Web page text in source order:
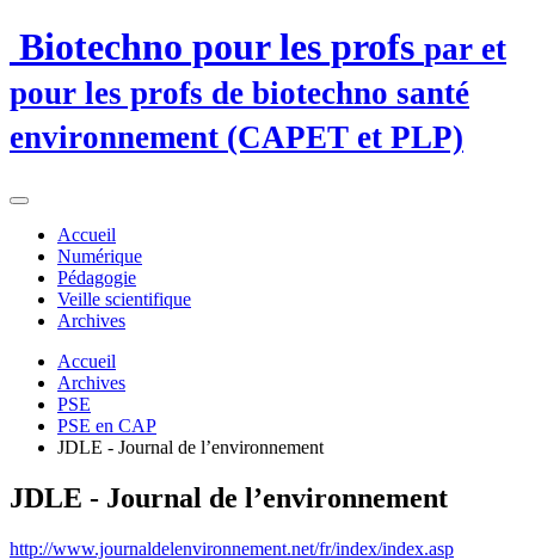
Biotechno pour les profs par et
pour les profs de biotechno santé
environnement (CAPET et PLP)
Accueil
Numérique
Pédagogie
Veille scientifique
Archives
Accueil
Archives
PSE
PSE en CAP
JDLE - Journal de l’environnement
JDLE - Journal de l’environnement
http://www.journaldelenvironnement.net/fr/index/index.asp